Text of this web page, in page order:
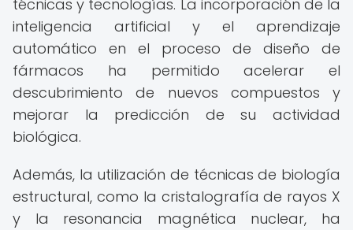
técnicas y tecnologías. La incorporación de la
inteligencia artificial y el aprendizaje
automático en el proceso de diseño de
fármacos ha permitido acelerar el
descubrimiento de nuevos compuestos y
mejorar la predicción de su actividad
biológica.
Además, la utilización de técnicas de biología
estructural, como la cristalografía de rayos X
y la resonancia magnética nuclear, ha